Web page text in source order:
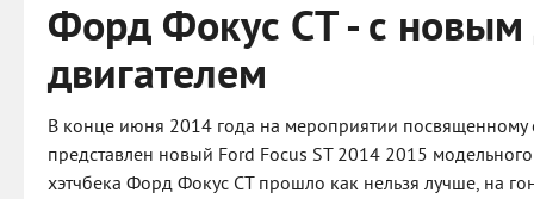
Форд Фокус СТ - с
двигателем
В конце июня 2014 года на мероприятии посвященному
представлен новый Ford Focus ST 2014 2015
хэтчбека Форд Фокус СТ прошло как нельзя лучше, на